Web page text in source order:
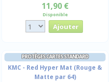
11,90 €
Disponible
PROTÈGES CARTES STANDARD
KMC - Red Hyper Mat (Rouge &
Matte par 64)